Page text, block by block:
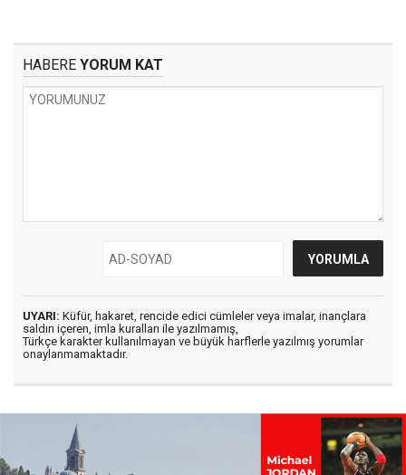
HABERE YORUM KAT
UYARI: Küfür, hakaret, rencide edici cümleler veya imalar, inançlara
saldırı içeren, imla kuralları ile yazılmamış,
Türkçe karakter kullanılmayan ve büyük harflerle yazılmış yorumlar
onaylanmamaktadır.